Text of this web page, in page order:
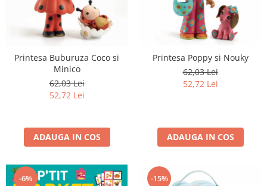
Printesa Buburuza Coco si
Minico
62,03 Lei
52,72 Lei
ADAUGA IN COS
Printesa Poppy si Nouky
62,03 Lei
52,72 Lei
ADAUGA IN COS
-6% -15%